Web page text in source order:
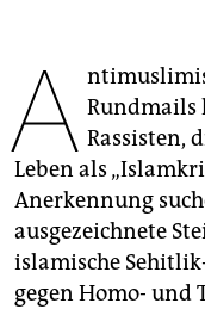
unterstützen
abo
genossenschaft
epaper login
A Rundmails
Rassisten,
Leben als
Anerkennung
ausgezeichnete
islamische
gegen Homo- und